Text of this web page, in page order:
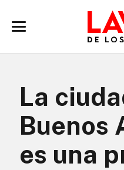
La
Buenos
es una